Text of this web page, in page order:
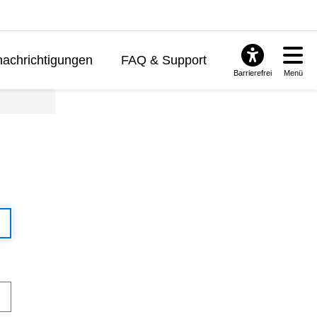
FAQ & Support
Barrierefrei Menü